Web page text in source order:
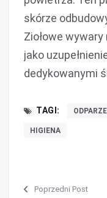
skórze
Ziołowe
jako
dedykowanymi
TAGI:
HIGIENA
Poprzedni Post